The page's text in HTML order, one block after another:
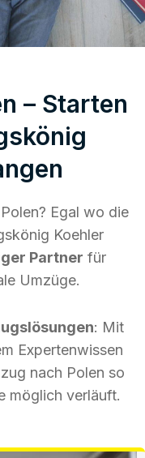
– Starten
Egal wo die
Koehler
Partner für
Umzüge.
: Mit
Expertenwissen
nach Polen so
möglich verläuft.